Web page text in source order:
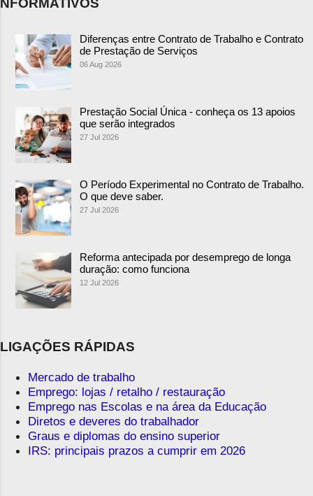
NFORMATIVOS
Diferenças entre Contrato de Trabalho e Contrato
de Prestação de Serviços
06 Aug 2026
Prestação Social Única - conheça os 13 apoios
que serão integrados
27 Jul 2026
O Período Experimental no Contrato de Trabalho.
O que deve saber.
27 Jul 2026
Reforma antecipada por desemprego de longa
duração: como funciona
12 Jul 2026
LIGAÇÕES RÁPIDAS
Mercado de trabalho
Emprego: lojas / retalho / restauração
Emprego nas Escolas e na área da Educação
Diretos e deveres do trabalhador
Graus e diplomas do ensino superior
IRS: principais prazos a cumprir em 2026